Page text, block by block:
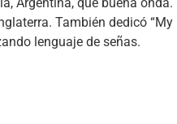
También dedicó “My
lenguaje de señas.